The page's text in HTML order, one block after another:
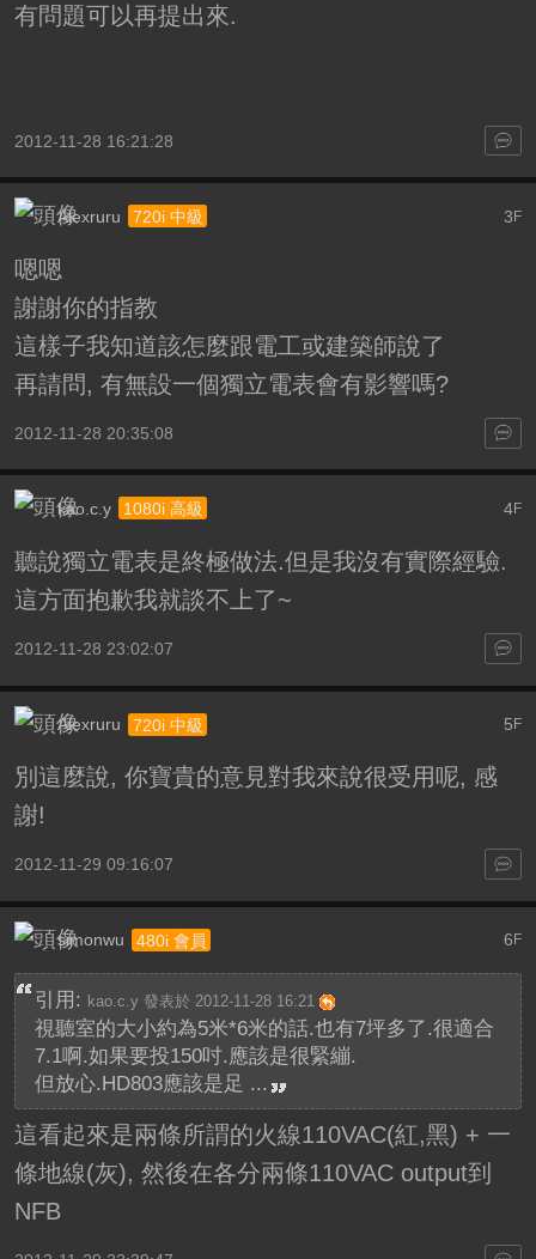
有問題可以再提出來.
2012-11-28 16:21:28
3 F
Alexruru 720i 中級
嗯嗯
謝謝你的指教
這樣子我知道該怎麼跟電工或建築師說了
再請問, 有無設一個獨立電表會有影響嗎?
2012-11-28 20:35:08
4F
kao.c.y 1080i 高級
聽說獨立電表是終極做法.但是我沒有實際經驗.
這方面抱歉我就談不上了~
2012-11-28 23:02:07
5 F
Alexruru 720i 中級
別這麼說, 你寶貴的意見對我來說很受用呢, 感
謝!
2012-11-29 09:16:07
6 F
simonwu 480i 會員
引用: kao.c.y 發表於 2012-11-28 16:21
視聽室的大小約為5米*6米的話.也有7坪多了.很適合
7.1啊.如果要投150吋.應該是很緊繃.
但放心.HD803應該是足 ...
這看起來是兩條所謂的火線110VAC(紅,黑) + 一
條地線(灰), 然後在各分兩條110VAC output到
NFB